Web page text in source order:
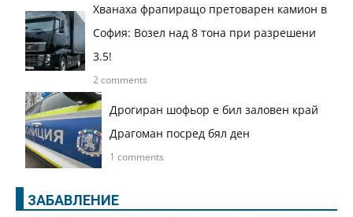
Хванаха фрапиращо претоварен камион в
София: Возел над 8 тона при разрешени
3.5!
2 comments
Дрогиран шофьор е бил заловен край
Драгоман посред бял ден
1 comments
ЗАБАВЛЕНИЕ